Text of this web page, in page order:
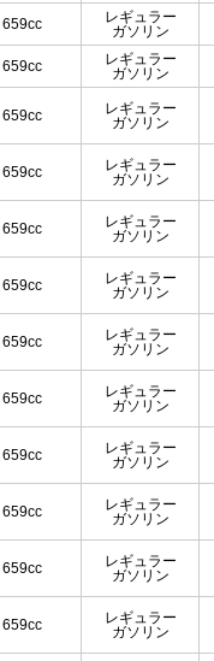
659cc
レギュラー
ガソリン
659cc
レギュラー
ガソリン
659cc
レギュラー
ガソリン
659cc
レギュラー
ガソリン
659cc
レギュラー
ガソリン
659cc
レギュラー
ガソリン
659cc
レギュラー
ガソリン
659cc
レギュラー
ガソリン
659cc
レギュラー
ガソリン
659cc
レギュラー
ガソリン
659cc
レギュラー
ガソリン
659cc
レギュラー
ガソリン